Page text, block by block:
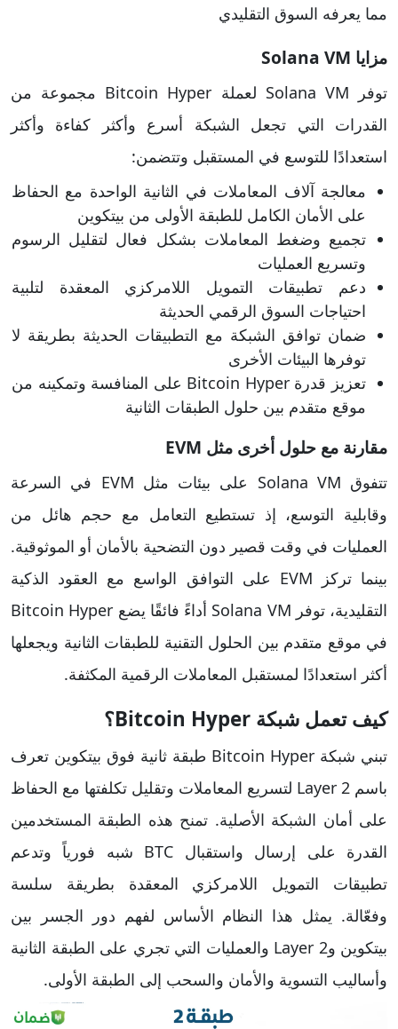
مما يعرفه السوق التقليدي
مزايا Solana VM
توفر Solana VM لعملة Bitcoin Hyper مجموعة من
القدرات التي تجعل الشبكة أسرع وأكثر كفاءة وأكثر
استعدادًا للتوسع في المستقبل وتتضمن:
معالجة آلاف المعاملات في الثانية الواحدة مع الحفاظ
على الأمان الكامل للطبقة الأولى من بيتكوين
تجميع وضغط المعاملات بشكل فعال لتقليل الرسوم
وتسريع العمليات
دعم تطبيقات التمويل اللامركزي المعقدة لتلبية
احتياجات السوق الرقمي الحديثة
ضمان توافق الشبكة مع التطبيقات الحديثة بطريقة لا
توفرها البيئات الأخرى
تعزيز قدرة Bitcoin Hyper على المنافسة وتمكينه من
موقع متقدم بين حلول الطبقات الثانية
مقارنة مع حلول أخرى مثل EVM
تتفوق Solana VM على بيئات مثل EVM في السرعة
وقابلية التوسع، إذ تستطيع التعامل مع حجم هائل من
العمليات في وقت قصير دون التضحية بالأمان أو الموثوقية.
بينما تركز EVM على التوافق الواسع مع العقود الذكية
التقليدية، توفر Solana VM أداءً فائقًا يضع Bitcoin Hyper
في موقع متقدم بين الحلول التقنية للطبقات الثانية ويجعلها
أكثر استعدادًا لمستقبل المعاملات الرقمية المكثفة.
كيف تعمل شبكة Bitcoin Hyper؟
تبني شبكة Bitcoin Hyper طبقة ثانية فوق بيتكوين تعرف
باسم Layer 2 لتسريع المعاملات وتقليل تكلفتها مع الحفاظ
على أمان الشبكة الأصلية. تمنح هذه الطبقة المستخدمين
القدرة على إرسال واستقبال BTC شبه فورياً وتدعم
تطبيقات التمويل اللامركزي المعقدة بطريقة سلسة
وفعّالة. يمثل هذا النظام الأساس لفهم دور الجسر بين
بيتكوين وLayer 2 والعمليات التي تجري على الطبقة الثانية
وأساليب التسوية والأمان والسحب إلى الطبقة الأولى.